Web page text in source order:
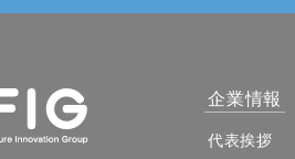
企業情報
代表挨拶